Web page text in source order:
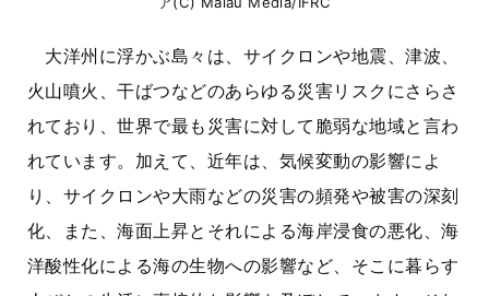
大洋州に浮かぶ島々は、サイクロンや地震、津波、
火山噴火、干ばつなどのあらゆる災害リスクにさらさ
れており、世界で最も災害に対して脆弱な地域と言わ
れています。加えて、近年は、気候変動の影響によ
り、サイクロンや大雨などの災害の頻発や被害の深刻
化、また、海面上昇とそれによる海岸浸食の悪化、海
洋酸性化による海の生物への影響など、そこに暮らす